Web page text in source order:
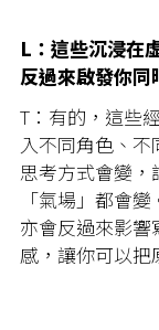
L：這些沉浸在
反過來啟發你同
T：有的，這些
入不同角色、不
思考方式會變
「氣場」都會
亦會反過來影
感，讓你可以把